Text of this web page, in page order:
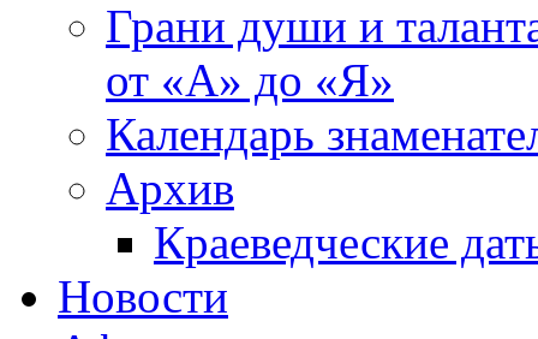
Грани души и
от «А» до «Я»
Календарь
Архив
Краеведческие
Новости